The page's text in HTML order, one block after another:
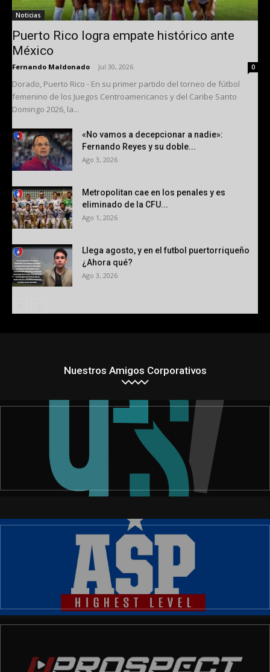
Noticias
Puerto Rico logra empate histórico ante
México
Fernando Maldonado Jul 30, 2026 0
Dorado, Puerto Rico - En su primer partido del torneo de fútbol
femenino de los Juegos Centroamericanos y del Caribe Santo
Domingo 2026, la...
«No vamos a decepcionar a nadie»:
Fernando Reyes y su doble...
Ago 3, 2026
Metropolitan cae en los penales y es
eliminado de la CFU...
Ago 1, 2026
Llega agosto, y en el futbol puertorriqueño
¿Ahora qué?
Ago 3, 2026
Nuestros Amigos Corporativos